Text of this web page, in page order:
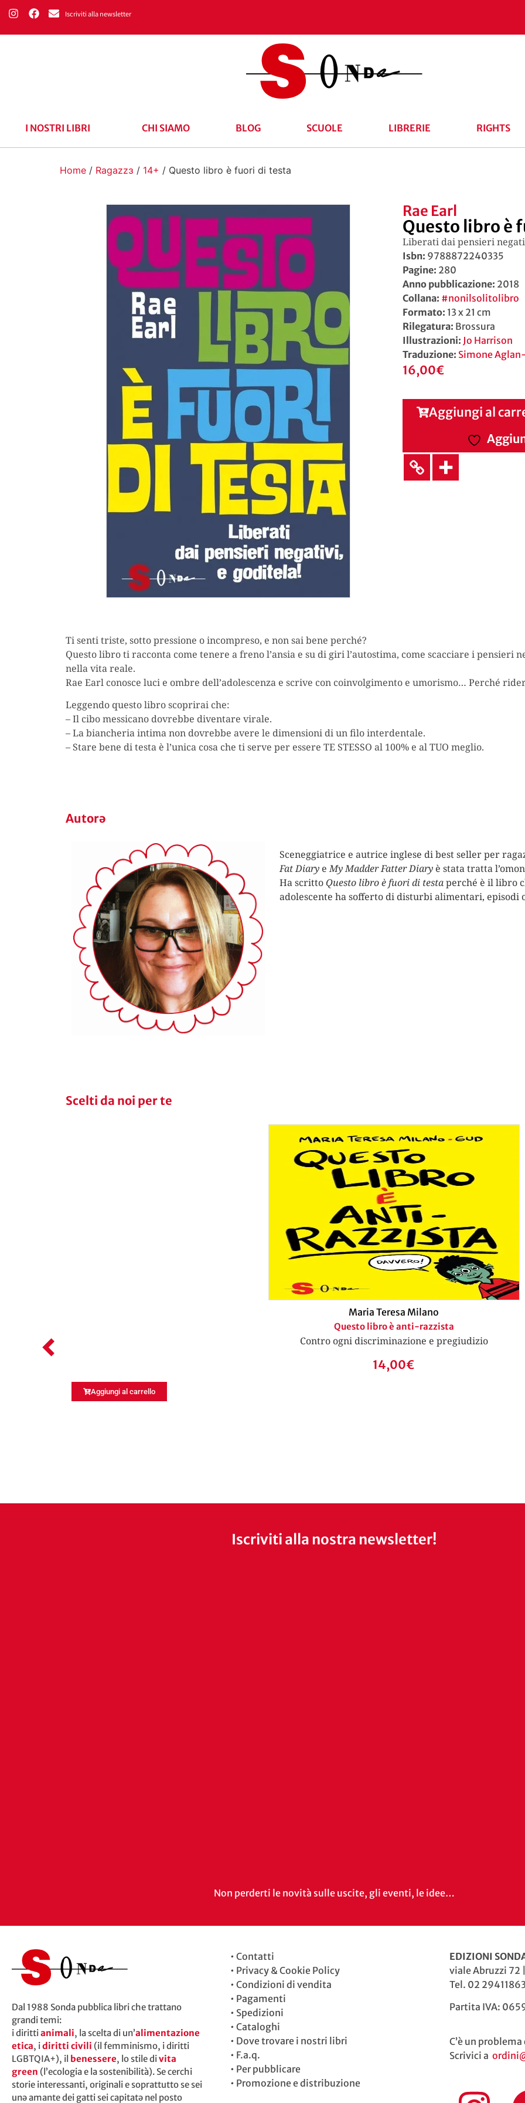
Iscriviti alla newsletter
I NOSTRI LIBRI CHI SIAMO BLOG SCUOLE LIBRERIE RIGHTS
Home / Ragazzɜ / 14+ / Questo libro è fuori di testa
Rae Earl
Questo libro è
Liberati dai pensieri
Isbn: 9788872240335
Pagine: 280
Anno pubblicazione: 2018
Collana: #nonilsolitolibro
Formato: 13 x 21 cm
Rilegatura: Brossura
Illustrazioni: Jo Harrison
Traduzione: Simone
16,00€
Aggiungi al
Ti senti triste, sotto pressione o incompreso, e non sai bene perché?
Questo libro ti racconta come tenere a freno l’ansia e su di giri l’autostima, come scacciare i pensieri
nella vita reale.
Rae Earl conosce luci e ombre dell’adolescenza e scrive con coinvolgimento e umorismo… Perché
Leggendo questo libro scoprirai che:
– Il cibo messicano dovrebbe diventare virale.
– La biancheria intima non dovrebbe avere le dimensioni di un filo interdentale.
– Stare bene di testa è l’unica cosa che ti serve per essere TE STESSO al 100% e al TUO meglio.
Autorə
Sceneggiatrice e autrice inglese di best seller per
Fat Diary eMy Madder Fatter Diary è stata tratta
Ha scrittoQuesto libro è fuori di testaperché è il libro
adolescente ha sofferto di disturbi alimentari, episodi
Scelti da noi per te
Maria Teresa Milano
Questo libro è anti-razzista
Contro ogni discriminazione e pregiudizio
14,00€
Aggiungi al carrello
Iscriviti alla nostra newsletter!
Non perderti le novità sulle uscite, gli eventi, le idee…
Dal 1988 Sonda pubblica libri che trattano
grandi temi:
i dirittianimali, la scelta di un’alimentazione
etica, idiritti civili (il femminismo, i diritti
LGBTQIA+), il benessere, lo stile divita
green (l’ecologia e la sostenibilità). Se cerchi
storie interessanti, originali e soprattutto se sei
unə amante dei gatti sei capitatə nel posto
•Contatti
• Privacy & Cookie Policy
•Condizioni di vendita
• Pagamenti
• Spedizioni
•Cataloghi
• Dove trovare i nostri libri
• F.a.q.
• Per pubblicare
• Promozione e distribuzione
EDIZIONI
viale Abruzzi 72
Tel. 02 29411863
Partita IVA:
C’è un
Scrivici a